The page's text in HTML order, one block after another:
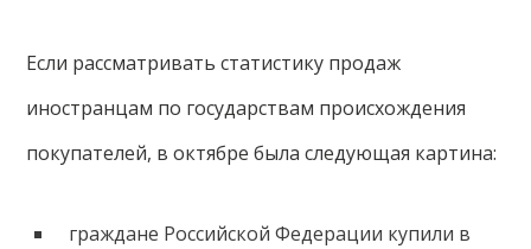
Если рассматривать статистику продаж
иностранцам по государствам происхождения
покупателей, в октябре была следующая картина:
граждане Российской Федерации купили в